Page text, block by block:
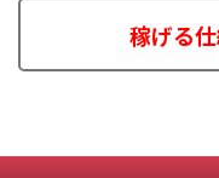
稼げる